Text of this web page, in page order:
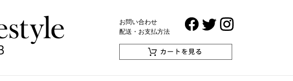
お問い合わせ
配送・お支払方法